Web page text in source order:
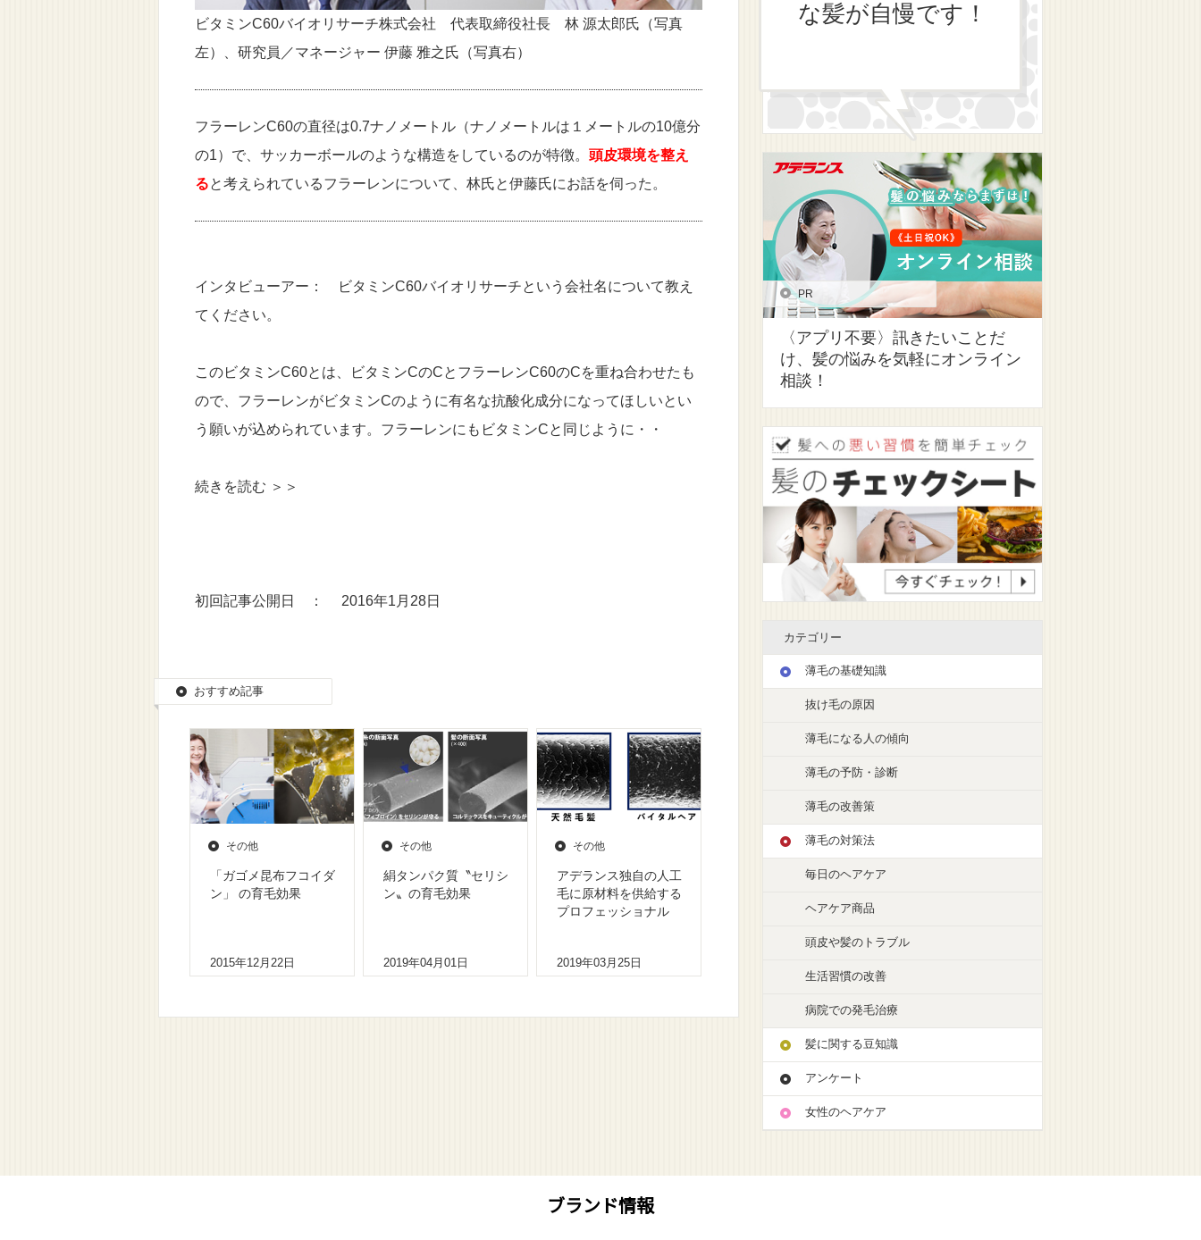
ビタミンC60バイオリサーチ株式会社 代表取締役社長 林 源太郎氏（写真
左）、研究員／マネージャー 伊藤 雅之氏（写真右）
フラーレンC60の直径は0.7ナノメートル（ナノメートルは１メートルの10億分
の1）で、サッカーボールのような構造をしているのが特徴。 頭皮環境を整え
ると考えられているフラーレンについて、林氏と伊藤氏にお話を伺った。
インタビューアー： ビタミンC60バイオリサーチという会社名について教え
てください。
このビタミンC60とは、ビタミンCのCとフラーレンC60のCを重ね合わせたも
ので、フラーレンがビタミンCのように有名な抗酸化成分になってほしいとい
う願いが込められています。フラーレンにもビタミンCと同じように ・・
続きを読む ＞＞
初回記事公開日 ： 2016年1月28日
おすすめ記事
その他
「ガゴメ昆布フコイダ
ン」 の育毛効果
2015年12月22日
その他
絹タンパク質〝セリシ
ン〟の育毛効果
2019年04月01日
その他
アデランス独自の人工
毛に原材料を供給する
プロフェッショナル
2019年03月25日
な髪が自慢です！
PR
〈アプリ不要〉訊きたいことだ
け、髪の悩みを気軽にオンライン
相談！
カテゴリー
薄毛の基礎知識
抜け毛の原因
薄毛になる人の傾向
薄毛の予防・診断
薄毛の改善策
薄毛の対策法
毎日のヘアケア
ヘアケア商品
頭皮や髪のトラブル
生活習慣の改善
病院での発毛治療
髪に関する豆知識
アンケート
女性のヘアケア
ブランド情報